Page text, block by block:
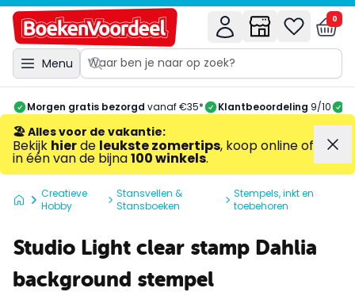
Menu
0
Morgen gratis bezorgd vanaf €35* Klantbeoordeling 9/10
🏖️ Alles voor de vakantie:
Bekijk hierde leukste zomertips, koop online of
in één van de bijna100 winkels.
Creatieve
Hobby
Stansvellen &
Stansboeken
Stempels, inkt en
toebehoren
Studio Light clear stamp Dahlia
background stempel